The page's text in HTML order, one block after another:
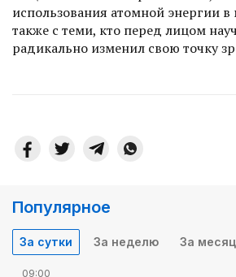
использования атомной энергии
также с теми, кто перед лицом
радикально изменил свою точку
Популярное
За сутки За неделю За месяц
09:00